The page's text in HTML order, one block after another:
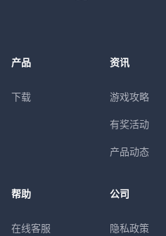
产品
下载
资讯
游戏攻略
有奖活动
产品动态
帮助
在线客服
公司
隐私政策